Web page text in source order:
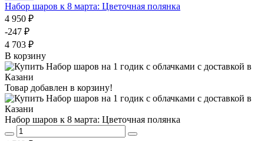
Набор шаров к 8 марта: Цветочная полянка
4 950 ₽
-247 ₽
4 703 ₽
В корзину
Товар добавлен в корзину!
Набор шаров к 8 марта: Цветочная полянка